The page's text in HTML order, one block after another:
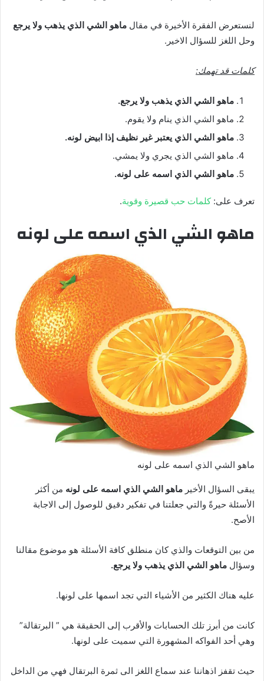
لنستعرض الفقرة الأخيرة في مقال ماهو الشي الذي يذهب ولا يرجع
وحل اللغز للسؤال الاخير.
كلمات قد تهمك:
ماهو الشي الذي يذهب ولا يرجع.
ماهو الشي الذي ينام ولا يقوم.
ماهو الشي الذي يعتبر غير نظيف إذا ابيض لونه.
ماهو الشي الذي يجري ولا يمشي.
ماهو الشي الذي اسمه على لونه.
تعرف على:كلمات حب قصيرة وقوية.
ماهو الشي الذي اسمه على لونه
ماهو الشي الذي اسمه على لونه
يبقى السؤال الأخير ماهو الشي الذي اسمه على لونه من أكثر
الأسئلة حيرةً والتي جعلتنا في تفكير دقيق للوصول إلى الاجابة
الأصح.
من بين التوقعات والذي كان منطلق كافة الأسئلة هو موضوع مقالنا
وسؤال ماهو الشي الذي يذهب ولا يرجع.
عليه هناك الكثير من الأشياء التي تجد اسمها على لونها.
كانت من أبرز تلك الحسابات والأقرب إلى الحقيقة هي ” البرتقالة”
وهي أحد الفواكه المشهورة التي سميت على لونها.
حيث تقفز اذهاننا عند سماع اللغز الى ثمرة البرتقال فهي من الداخل